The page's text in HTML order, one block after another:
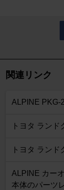
関連リンク
ALPINE PKG-
トヨタ ラン
トヨタ ラン
ALPINE カー
本体のパーツ